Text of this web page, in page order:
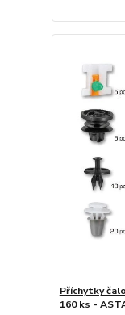
Příchytky
160 ks -